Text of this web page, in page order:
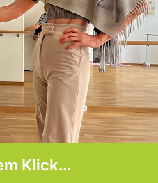
Klick...